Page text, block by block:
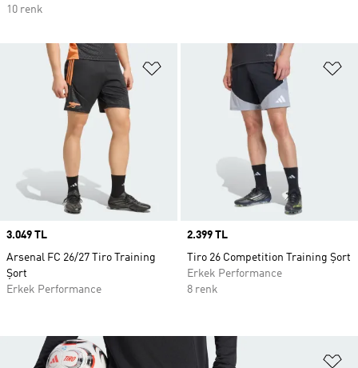
10 renk
Favori Listesine Ekle
Price
3.049 TL
Arsenal FC 26/27 Tiro Training
Şort
Erkek Performance
Price
2.399 TL
Tiro 26 Competition Training Şort
Erkek Performance
8 renk